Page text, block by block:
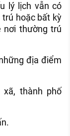
lý lịch vẫn có
hoặc bất kỳ
nơi thường trú
địa điểm
xã, thành phố